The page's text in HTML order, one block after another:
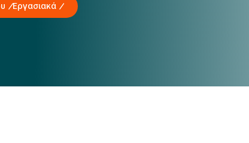
Εργασιακά